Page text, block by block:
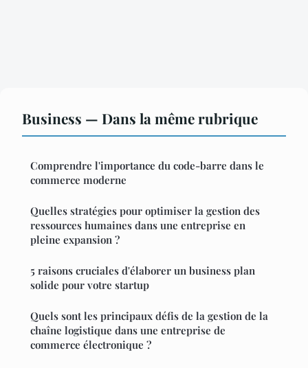
Business — Dans la même rubrique
Comprendre l'importance du code-barre dans le
commerce moderne
Quelles stratégies pour optimiser la gestion des
ressources humaines dans une entreprise en
pleine expansion ?
5 raisons cruciales d'élaborer un business plan
solide pour votre startup
Quels sont les principaux défis de la gestion de la
chaîne logistique dans une entreprise de
commerce électronique ?